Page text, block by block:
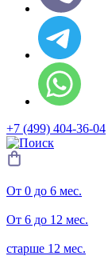
+7 (499) 404-36-04
От 0 до 6 мес.
От 6 до 12 мес.
старше 12 мес.